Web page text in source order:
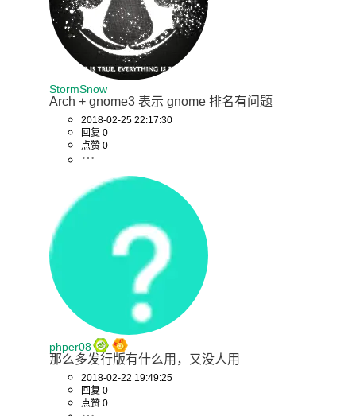
StormSnow
Arch + gnome3 表示 gnome 排名有问题
2018-02-25 22:17:30
回复 0
点赞 0
phper08
那么多发行版有什么用，又没人用
2018-02-22 19:49:25
回复 0
点赞 0